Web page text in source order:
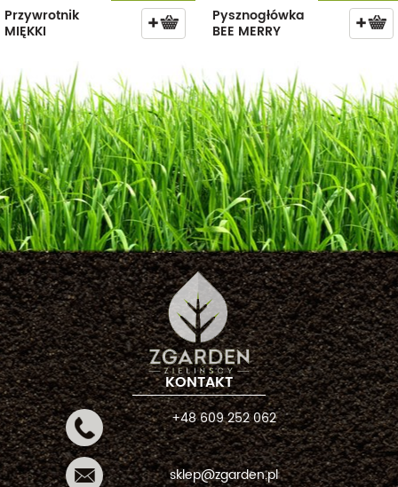
Przywrotnik
MIĘKKI
Pysznogłówka
BEE MERRY
KONTAKT
+48 609 252 062
sklep@zgarden.pl